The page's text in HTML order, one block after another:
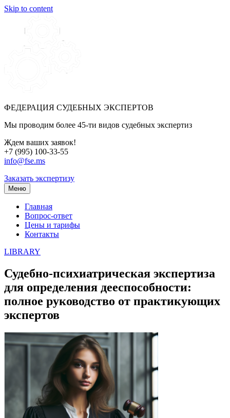
Skip to content
ФЕДЕРАЦИЯ СУДЕБНЫХ ЭКСПЕРТОВ
Мы проводим более 45-ти видов судебных экспертиз
Ждем ваших заявок!
+7 (995) 100-33-55
info@fse.ms
Заказать экспертизу
Меню
Главная
Вопрос-ответ
Цены и тарифы
Контакты
LIBRARY
Судебно-психиатрическая экспертиза
для определения дееспособности:
полное руководство от практикующих
экспертов